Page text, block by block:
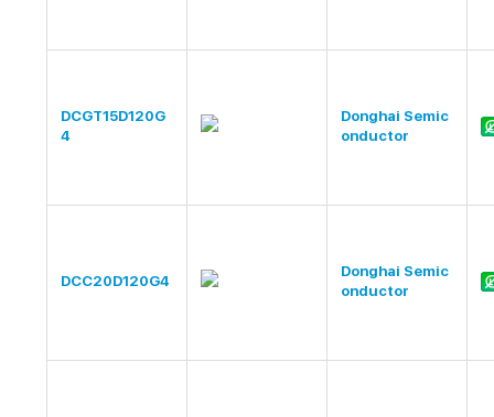
DCGT15D120G
4
Donghai Semic
onductor
DCC20D120G4
Donghai Semic
onductor